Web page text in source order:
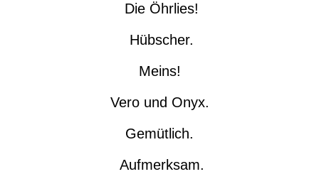
Die Öhrlies!
Hübscher.
Meins!
Vero und Onyx.
Gemütlich.
Aufmerksam.